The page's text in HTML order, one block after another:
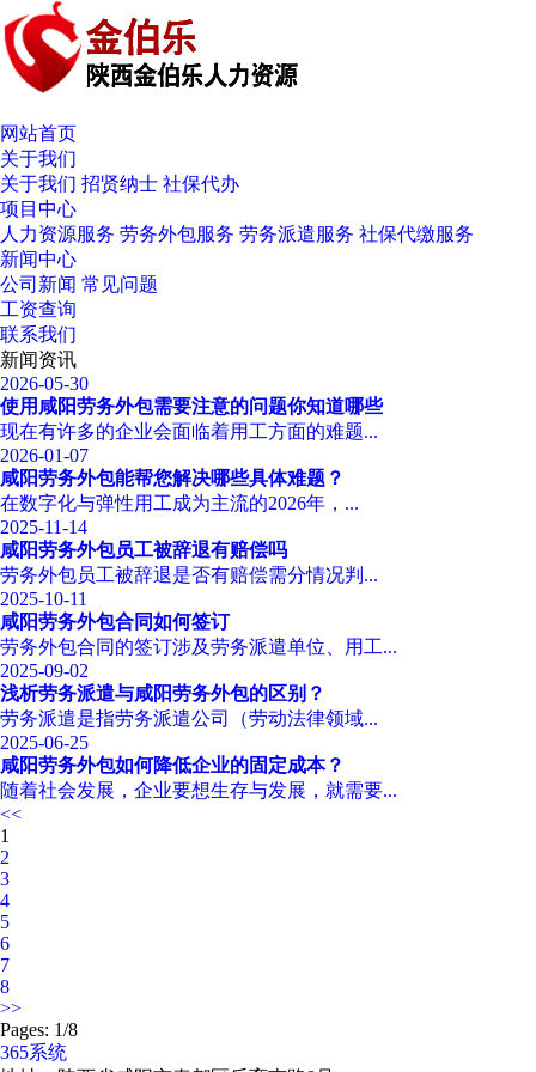
网站首页
关于我们
关于我们 招贤纳士 社保代办
项目中心
人力资源服务 劳务外包服务 劳务派遣服务 社保代缴服务
新闻中心
公司新闻 常见问题
工资查询
联系我们
新闻资讯
2026-05-30
使用咸阳劳务外包需要注意的问题你知道哪些
现在有许多的企业会面临着用工方面的难题...
2026-01-07
咸阳劳务外包能帮您解决哪些具体难题？
在数字化与弹性用工成为主流的2026年，...
2025-11-14
咸阳劳务外包员工被辞退有赔偿吗
‌劳务外包员工被辞退是否有赔偿需分情况判...
2025-10-11
咸阳劳务外包合同如何签订
劳务外包合同的签订涉及劳务派遣单位、用工...
2025-09-02
浅析劳务派遣与咸阳劳务外包的区别？
劳务派遣是指劳务派遣公司（劳动法律领域...
2025-06-25
咸阳劳务外包如何降低企业的固定成本？
随着社会发展，企业要想生存与发展，就需要...
<<
1
2
3
4
5
6
7
8
>>
Pages: 1/8
365系统